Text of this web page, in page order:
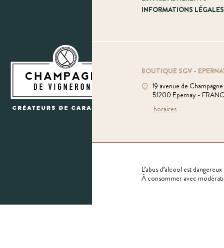
INFORMATIONS LÉGALES
BOUTIQUE SGV -
19 avenue de Champagne
51200 Epernay -
horaires
L’abus d’alcool est
À consommer avec